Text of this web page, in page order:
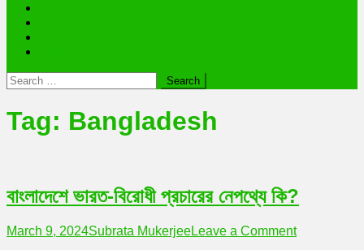
Search
for:
Tag: Bangladesh
বাংলাদেশে ভারত-বিরোধী প্রচারের নেপথ্যে কি?
March 9, 2024Subrata MukerjeeLeave a Commenton